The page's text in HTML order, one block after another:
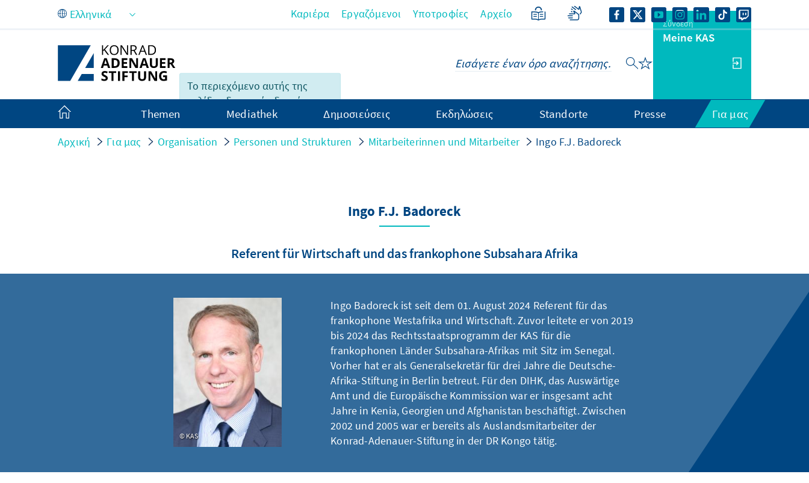
Skip to Main Content
Το περιεχόμενο αυτής της
σελίδας δυστυχώς δεν είναι
διαθέσιμο στην Ελληνικά.
Καριέρα Εργαζόμενοι Υποτροφίες Αρχείο
Σύνδεση
Meine KAS
Themen Mediathek Δημοσιεύσεις Εκδηλώσεις Standorte Presse Για μας
Αρχική Για μας Organisation Personen und Strukturen Mitarbeiterinnen und Mitarbeiter Ingo F.J. Badoreck
Ingo F.J. Badoreck
Referent für Wirtschaft und das frankophone Subsahara Afrika
KAS
Ingo Badoreck ist seit dem 01. August 2024 Referent für das
frankophone Westafrika und Wirtschaft. Zuvor leitete er von 2019
bis 2024 das Rechtsstaatsprogramm der KAS für die
frankophonen Länder Subsahara-Afrikas mit Sitz im Senegal.
Vorher hat er als Generalsekretär für drei Jahre die Deutsche-
Afrika-Stiftung in Berlin betreut. Für den DIHK, das Auswärtige
Amt und die Europäische Kommission war er insgesamt acht
Jahre in Kenia, Georgien und Afghanistan beschäftigt. Zwischen
2002 und 2005 war er bereits als Auslandsmitarbeiter der
Konrad-Adenauer-Stiftung in der DR Kongo tätig.